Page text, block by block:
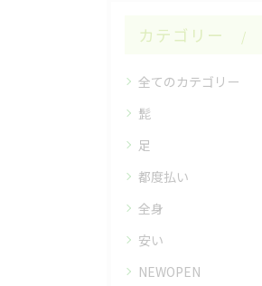
カテゴリー
全てのカテゴリー
髭
足
都度払い
全身
安い
NEWOPEN